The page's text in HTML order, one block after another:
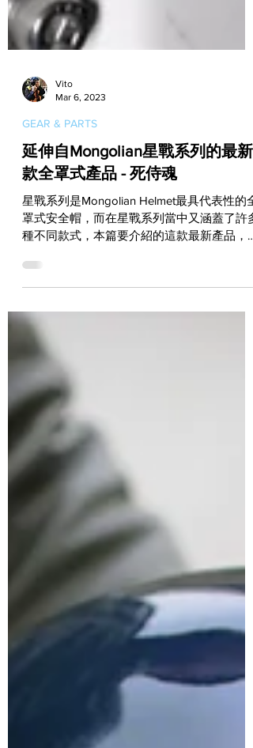
Vito
Mar 6, 2023
GEAR & PARTS
延伸自Mongolian星戰系列的最新
款全罩式產品 - 死侍魂
種不同款式，本篇要介紹的這款最新產品，就
是從星戰系列裡的彩繪款發展而來的全罩式安
全帽，而且Mongolian Helmet還為它賦予一個
非常剽悍的名字：死侍魂！...